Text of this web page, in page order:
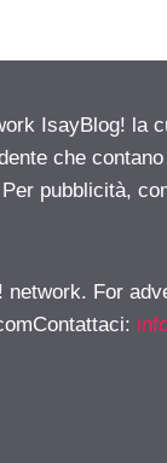
IsayBlog! la
che
pubblicità,
For
: